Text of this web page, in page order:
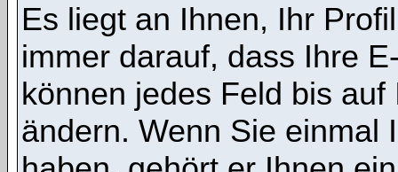
Es liegt an Ihnen, Ihr
immer darauf, dass Ihre
können jedes Feld bis
ändern. Wenn Sie einmal